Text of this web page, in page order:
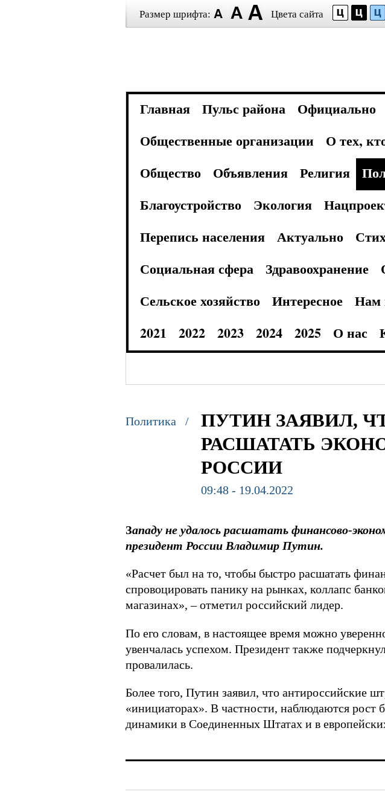
Размер шрифта: Цвета сайта
Главная Пульс района Официально
Общественные организации
О тех,
Общество
Объявления Религия
Благоустройство
Экология
Перепись населения
Актуально
Социальная сфера
Здравоохранение
Сельское хозяйство
Интересное Нам
2021
2022 2023 2024 2025 О нас
Политика /
ПУТИН ЗАЯВИЛ,
РАСШАТАТЬ
РОССИИ
09:48 - 19.04.2022
Западу не удалось расшатать финансово-
президент России Владимир Путин.
«Расчет был на то, чтобы быстро расшатать
спровоцировать панику на рынках, коллапс
магазинах», – отметил российский лидер.
По его словам, в настоящее время можно
увенчалась успехом. Президент также
провалилась.
Более того, Путин заявил, что антироссийские
«инициаторах». В частности, наблюдаются
динамики в Соединенных Штатах и в